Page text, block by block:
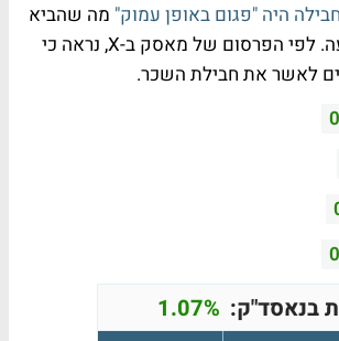
היה "פגום באופן עמוק" מה שהביא
את הנושא להצבעה. לפי הפרסום של מאסק ב-X, נראה כי
לאשר את חבילת השכר.
בנאסד"ק: 1.07%